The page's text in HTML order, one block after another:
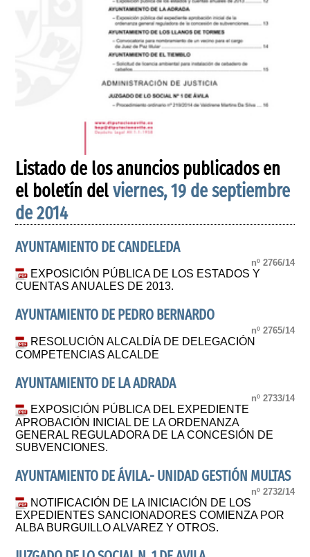
Listado de los anuncios publicados en
el boletín delviernes, 19 de septiembre
de 2014
AYUNTAMIENTO DE CANDELEDA
nº 2766/14
EXPOSICIÓN PÚBLICA DE LOS ESTADOS Y
CUENTAS ANUALES DE 2013.
AYUNTAMIENTO DE PEDRO BERNARDO
nº 2765/14
RESOLUCIÓN ALCALDÍA DE DELEGACIÓN
COMPETENCIAS ALCALDE
AYUNTAMIENTO DE LA ADRADA
nº 2733/14
EXPOSICIÓN PÚBLICA DEL EXPEDIENTE
APROBACIÓN INICIAL DE LA ORDENANZA
GENERAL REGULADORA DE LA CONCESIÓN DE
SUBVENCIONES.
AYUNTAMIENTO DE ÁVILA.- UNIDAD GESTIÓN MULTAS
nº 2732/14
NOTIFICACIÓN DE LA INICIACIÓN DE LOS
EXPEDIENTES SANCIONADORES COMIENZA POR
ALBA BURGUILLO ALVAREZ Y OTROS.